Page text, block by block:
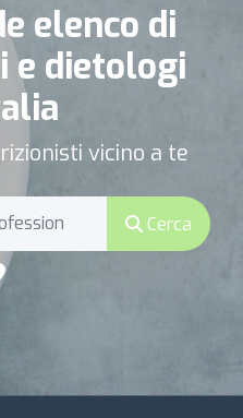
elenco di
dietologi
vicino a te
Cerca